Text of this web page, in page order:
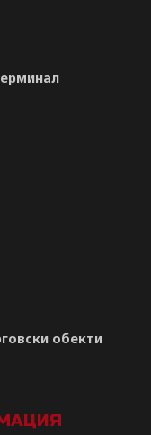
обекти